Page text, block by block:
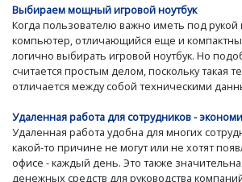
Выбираем мощный игровой ноутбук
Когда пользователю важно иметь под
компьютер, отличающийся еще и
логично выбирать игровой ноутбук. Но
считается простым делом, поскольку такая
отличается между собой техническими
Удаленная работа для сотрудников -
Удаленная работа удобна для многих
какой-то причине не могут или не хотят
офисе - каждый день. Это также
денежных средств для руководства